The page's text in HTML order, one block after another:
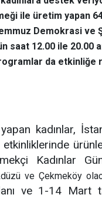
ile üretim yapan
Demokrasi ve
saat 12.00 ile 20.00
da
kadınlar,
etkinliklerinde
Kadınlar
ve Çekmeköy
ve 1-14 Mart